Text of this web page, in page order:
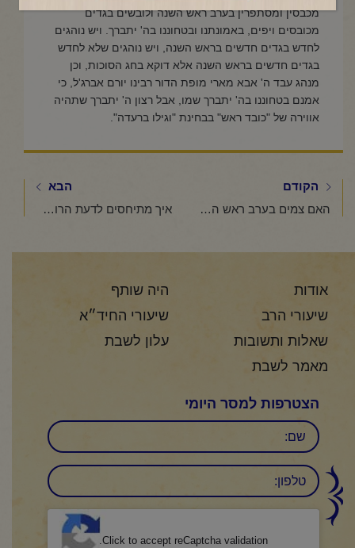
מכבסין ומסתפרין בערב ראש השנה ולובשים בגדים
מכובסים ויפים, באמונתנו ובטחוננו בה' יתברך. ויש נוהגים
לחדש בגדים חדשים בראש השנה, ויש נוהגים שלא לחדש
בגדים חדשים בראש השנה אלא דוקא בחג הסוכות, וכן
מנהג עבד ה' אבא מארי מופת הדור רבינו יורם אברג'ל, כי
אמנם בטחוננו בה' יתברך שמו, אבל רצון ה' יתברך שתהיה
אווירה של "כובד ראש" בבחינת "וגילו ברעדה".
הקודם
האם צמים בערב ראש השנה?
הבא
איך מתיחסים לדעת הרופא ביום כיפור?
אודות
היה שותף
שיעורי הרב
שיעורי החיד״א
שאלות ותשובות
עלון לשבת
מאמר לשבת
הצטרפות למסר היומי
שם
טלפון:
Click to accept reCaptcha validation.